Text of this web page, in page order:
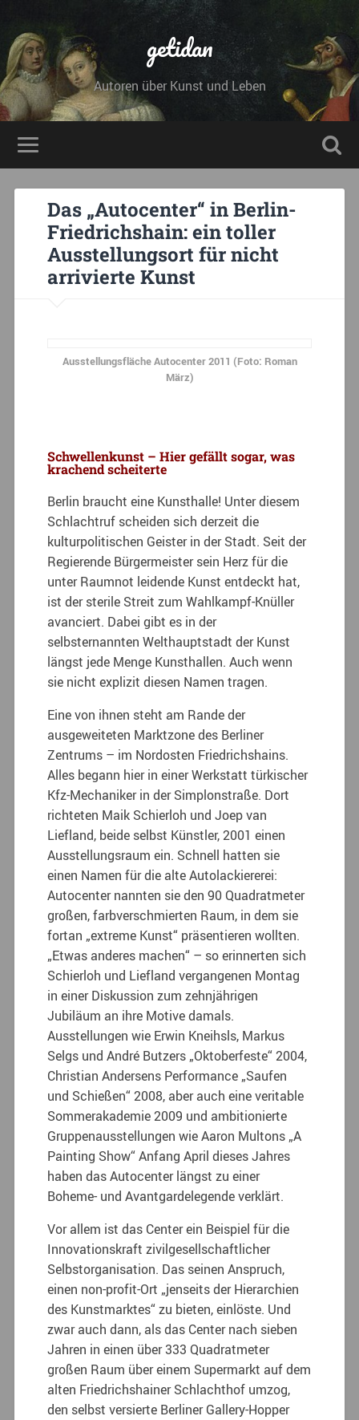
getidan
Autoren über Kunst und Leben
Das „Autocenter“ in Berlin-
Friedrichshain: ein toller
Ausstellungsort für nicht
arrivierte Kunst
Ausstellungsfläche Autocenter 2011 (Foto: Roman
März)
Schwellenkunst – Hier gefällt sogar, was
krachend scheiterte
Berlin braucht eine Kunsthalle! Unter diesem
Schlachtruf scheiden sich derzeit die
kulturpolitischen Geister in der Stadt. Seit der
Regierende Bürgermeister sein Herz für die
unter Raumnot leidende Kunst entdeckt hat,
ist der sterile Streit zum Wahlkampf-Knüller
avanciert. Dabei gibt es in der
selbsternannten Welthauptstadt der Kunst
längst jede Menge Kunsthallen. Auch wenn
sie nicht explizit diesen Namen tragen.
Eine von ihnen steht am Rande der
ausgeweiteten Marktzone des Berliner
Zentrums – im Nordosten Friedrichshains.
Alles begann hier in einer Werkstatt türkischer
Kfz-Mechaniker in der Simplonstraße. Dort
richteten Maik Schierloh und Joep van
Liefland, beide selbst Künstler, 2001 einen
Ausstellungsraum ein. Schnell hatten sie
einen Namen für die alte Autolackiererei:
Autocenter nannten sie den 90 Quadratmeter
großen, farbverschmierten Raum, in dem sie
fortan „extreme Kunst“ präsentieren wollten.
„Etwas anderes machen“ – so erinnerten sich
Schierloh und Liefland vergangenen Montag
in einer Diskussion zum zehnjährigen
Jubiläum an ihre Motive damals.
Ausstellungen wie Erwin Kneihsls, Markus
Selgs und André Butzers „Oktoberfeste“ 2004,
Christian Andersens Performance „Saufen
und Schießen“ 2008, aber auch eine veritable
Sommerakademie 2009 und ambitionierte
Gruppenausstellungen wie Aaron Multons „A
Painting Show“ Anfang April dieses Jahres
haben das Autocenter längst zu einer
Boheme- und Avantgardelegende verklärt.
Vor allem ist das Center ein Beispiel für die
Innovationskraft zivilgesellschaftlicher
Selbstorganisation. Das seinen Anspruch,
einen non-profit-Ort „jenseits der Hierarchien
des Kunstmarktes“ zu bieten, einlöste. Und
zwar auch dann, als das Center nach sieben
Jahren in einen über 333 Quadratmeter
großen Raum über einem Supermarkt auf dem
alten Friedrichshainer Schlachthof umzog,
den selbst versierte Berliner Gallery-Hopper